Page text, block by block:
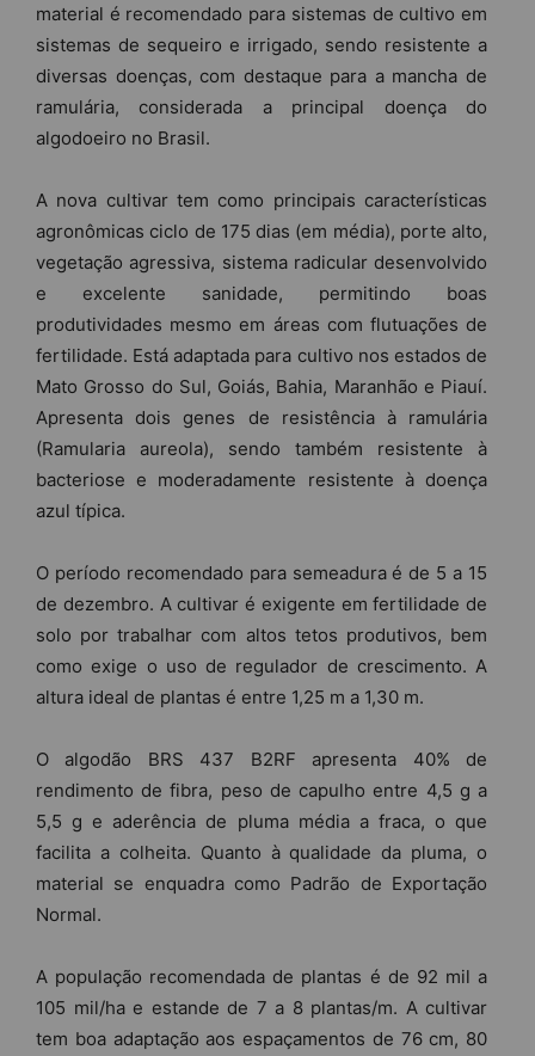
material é recomendado para sistemas de cultivo em
sistemas de sequeiro e irrigado, sendo resistente a
diversas doenças, com destaque para a mancha de
ramulária, considerada a principal doença do
algodoeiro no Brasil.
A nova cultivar tem como principais características
agronômicas ciclo de 175 dias (em média), porte alto,
vegetação agressiva, sistema radicular desenvolvido
e excelente sanidade, permitindo boas
produtividades mesmo em áreas com flutuações de
fertilidade. Está adaptada para cultivo nos estados de
Mato Grosso do Sul, Goiás, Bahia, Maranhão e Piauí.
Apresenta dois genes de resistência à ramulária
(Ramularia aureola), sendo também resistente à
bacteriose e moderadamente resistente à doença
azul típica.
O período recomendado para semeadura é de 5 a 15
de dezembro. A cultivar é exigente em fertilidade de
solo por trabalhar com altos tetos produtivos, bem
como exige o uso de regulador de crescimento. A
altura ideal de plantas é entre 1,25 m a 1,30 m.
O algodão BRS 437 B2RF apresenta 40% de
rendimento de fibra, peso de capulho entre 4,5 g a
5,5 g e aderência de pluma média a fraca, o que
facilita a colheita. Quanto à qualidade da pluma, o
material se enquadra como Padrão de Exportação
Normal.
A população recomendada de plantas é de 92 mil a
105 mil/ha e estande de 7 a 8 plantas/m. A cultivar
tem boa adaptação aos espaçamentos de 76 cm, 80